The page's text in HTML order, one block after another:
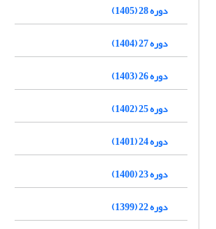
دوره 28 (1405)
دوره 27 (1404)
دوره 26 (1403)
دوره 25 (1402)
دوره 24 (1401)
دوره 23 (1400)
دوره 22 (1399)